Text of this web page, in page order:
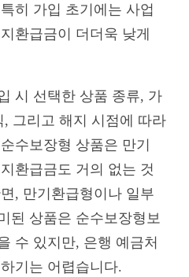
히 가입 초기에는 사업
환급금이 더더욱 낮게
시 선택한 상품 종류, 가
그리고 해지 시점에 따라
수보장형 상품은 만기
환급금도 거의 없는 것
, 만기환급형이나 일부
된 상품은 순수보장형보
수 있지만, 은행 예금처
기는 어렵습니다.